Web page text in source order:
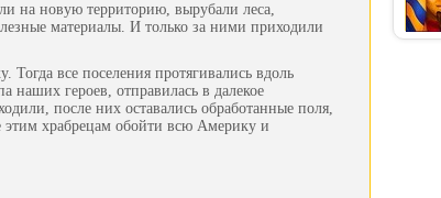
на новую территорию, вырубали леса,
материалы. И только за ними приходили
все поселения протягивались вдоль
наших героев, отправилась в далекое
после них оставались обработанные поля,
храбрецам обойти всю Америку и